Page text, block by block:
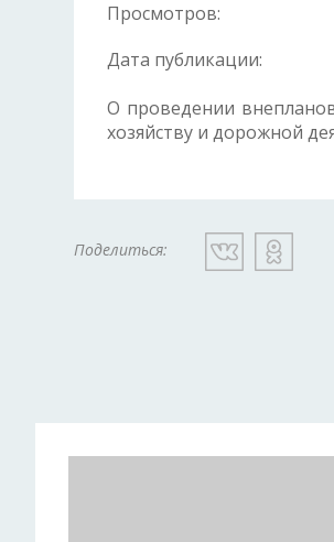
Просмотров:
Дата публикации:
О проведении
хозяйству и дорожной
Поделиться: